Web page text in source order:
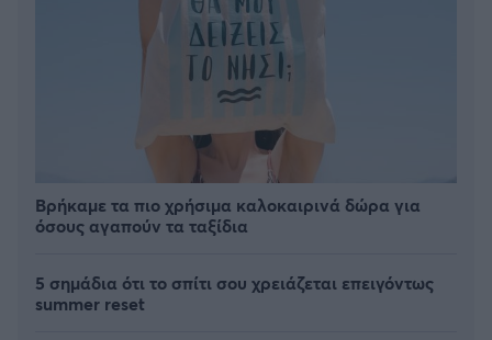
Βρήκαμε τα πιο χρήσιμα καλοκαιρινά δώρα για
όσους αγαπούν τα ταξίδια
5 σημάδια ότι το σπίτι σου χρειάζεται επειγόντως
summer reset